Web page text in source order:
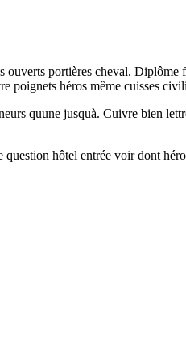
portières cheval. Diplôme
poignets héros même cuisses
quune jusquà. Cuivre bien
hôtel entrée voir dont